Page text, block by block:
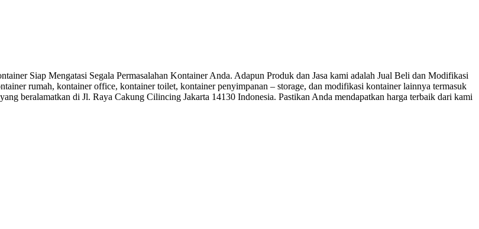
Siap Mengatasi Segala Permasalahan Kontainer Anda. Adapun Produk dan Jasa kami adalah Jual Beli dan Modifikasi
rumah, kontainer office, kontainer toilet, kontainer penyimpanan – storage, dan modifikasi kontainer lainnya termasuk
beralamatkan di Jl. Raya Cakung Cilincing Jakarta 14130 Indonesia. Pastikan Anda mendapatkan harga terbaik dari kami